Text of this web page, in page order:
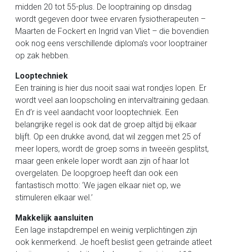
midden 20 tot 55-plus. De looptraining op dinsdag
wordt gegeven door twee ervaren fysiotherapeuten –
Maarten de Fockert en Ingrid van Vliet – die bovendien
ook nog eens verschillende diploma’s voor looptrainer
op zak hebben.
Looptechniek
Een training is hier dus nooit saai wat rondjes lopen. Er
wordt veel aan loopscholing en intervaltraining gedaan.
En d’r is veel aandacht voor looptechniek. Een
belangrijke regel is ook dat de groep altijd bij elkaar
blijft. Op een drukke avond, dat wil zeggen met 25 of
meer lopers, wordt de groep soms in tweeën gesplitst,
maar geen enkele loper wordt aan zijn of haar lot
overgelaten. De loopgroep heeft dan ook een
fantastisch motto: ‘We jagen elkaar niet op, we
stimuleren elkaar wel.’
Makkelijk aansluiten
Een lage instapdrempel en weinig verplichtingen zijn
ook kenmerkend. Je hoeft beslist geen getrainde atleet